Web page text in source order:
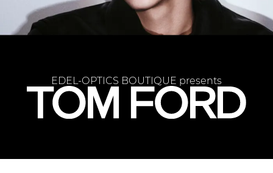
EDEL-OPTICS BOUTIQUE presents